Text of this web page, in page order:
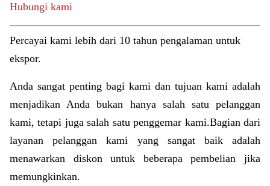
Hubungi kami
Percayai kami lebih dari 10 tahun pengalaman untuk
ekspor.
Anda sangat penting bagi kami dan tujuan kami adalah
menjadikan Anda bukan hanya salah satu pelanggan
kami, tetapi juga salah satu penggemar kami.Bagian dari
layanan pelanggan kami yang sangat baik adalah
menawarkan diskon untuk beberapa pembelian jika
memungkinkan.